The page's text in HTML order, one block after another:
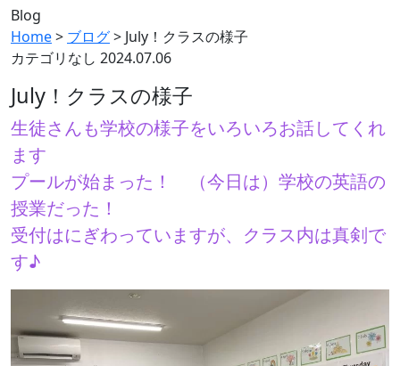
Blog
Home> ブログ> July！クラスの様子
カテゴリなし 2024.07.06
July！クラスの様子
生徒さんも学校の様子をいろいろお話してくれ
ます
プールが始まった！ （今日は）学校の英語の
授業だった！
受付はにぎわっていますが、クラス内は真剣で
す♪